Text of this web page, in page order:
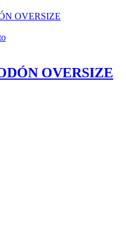
OVERSIZE